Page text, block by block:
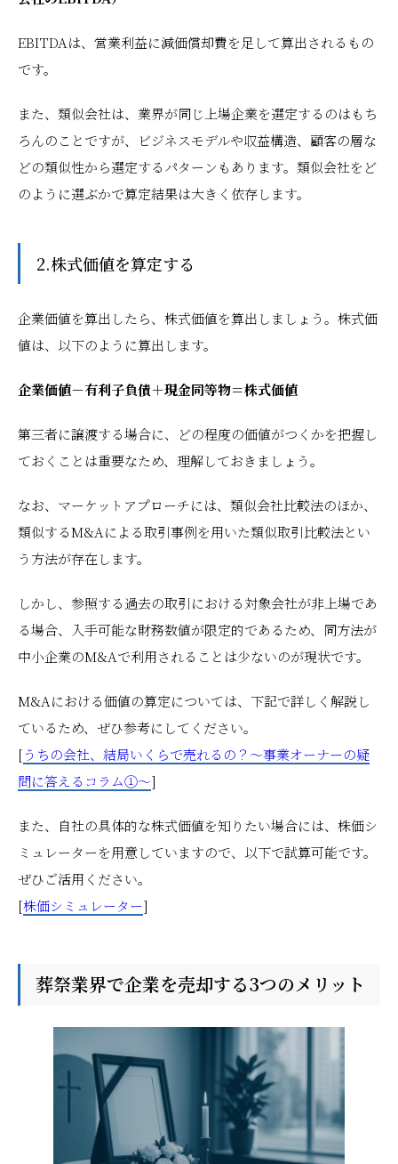
EBITDAは、営業利益に減価償却費を足して算出されるもの
です。
また、類似会社は、業界が同じ上場企業を選定するのはもち
ろんのことですが、ビジネスモデルや収益構造、顧客の層な
どの類似性から選定するパターンもあります。類似会社をど
のように選ぶかで算定結果は大きく依存します。
2.株式価値を算定する
企業価値を算出したら、株式価値を算出しましょう。株式価
値は、以下のように算出します。
企業価値－有利子負債＋現金同等物＝株式価値
第三者に譲渡する場合に、どの程度の価値がつくかを把握し
ておくことは重要なため、理解しておきましょう。
なお、マーケットアプローチには、類似会社比較法のほか、
類似するM&Aによる取引事例を用いた類似取引比較法とい
う方法が存在します。
しかし、参照する過去の取引における対象会社が非上場であ
る場合、入手可能な財務数値が限定的であるため、同方法が
中小企業のM&Aで利用されることは少ないのが現状です。
M&Aにおける価値の算定については、下記で詳しく解説し
ているため、ぜひ参考にしてください。
[うちの会社、結局いくらで売れるの？～事業オーナーの疑
問に答えるコラム①～]
また、自社の具体的な株式価値を知りたい場合には、株価シ
ミュレーターを用意していますので、以下で試算可能です。
ぜひご活用ください。
[株価シミュレーター]
葬祭業界で企業を売却する3つのメリット